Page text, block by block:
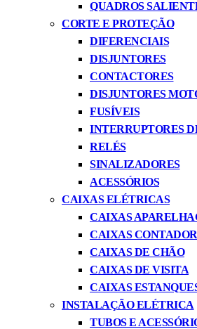
QUADROS
CORTE E PROTEÇÃO
DIFERENCIAIS
DISJUNTORES
CONTACTORES
DISJUNTORES
FUSÍVEIS
INTERRUPTORES
RELÉS
SINALIZADORES
ACESSÓRIOS
CAIXAS ELÉTRICAS
CAIXAS
CAIXAS
CAIXAS DE CHÃO
CAIXAS DE VISITA
CAIXAS
INSTALAÇÃO ELÉTRICA
TUBOS E